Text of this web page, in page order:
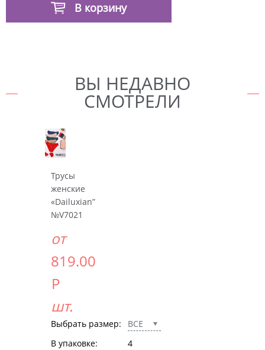
В корзину
ВЫ НЕДАВНО
СМОТРЕЛИ
Трусы
женские
«Dailuxian”
№V7021
от
819.00
Р
шт.
Выбрать размер:
ВСЕ
В упаковке:
4